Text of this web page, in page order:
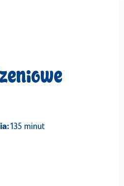
135 minut